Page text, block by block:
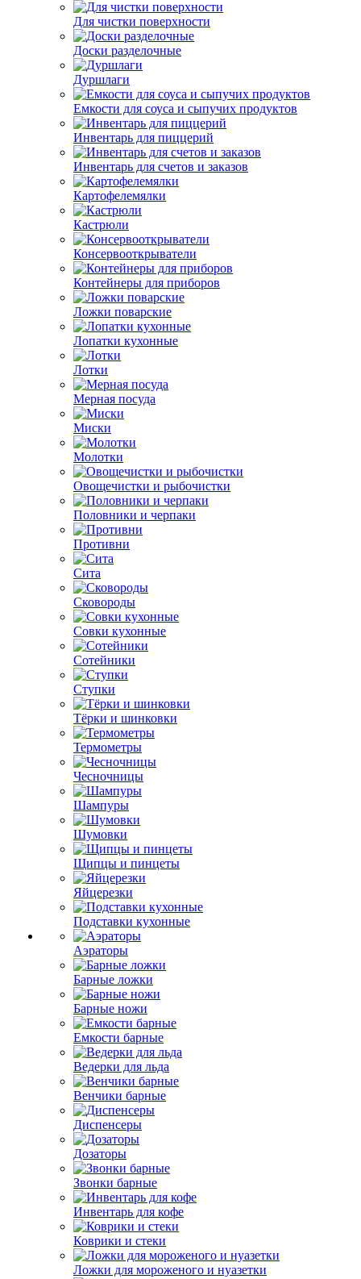
Для чистки поверхности
Доски разделочные
Дуршлаги
Емкости для соуса и сыпучих продуктов
Инвентарь для пиццерий
Инвентарь для счетов и заказов
Картофелемялки
Кастрюли
Консервооткрыватели
Контейнеры для приборов
Ложки поварские
Лопатки кухонные
Лотки
Мерная посуда
Миски
Молотки
Овощечистки и рыбочистки
Половники и черпаки
Противни
Сита
Сковороды
Совки кухонные
Сотейники
Ступки
Тёрки и шинковки
Термометры
Чесночницы
Шампуры
Шумовки
Щипцы и пинцеты
Яйцерезки
Подставки кухонные
Аэраторы
Барные ложки
Барные ножи
Емкости барные
Ведерки для льда
Венчики барные
Диспенсеры
Дозаторы
Звонки барные
Инвентарь для кофе
Коврики и стеки
Ложки для мороженого и нуазетки